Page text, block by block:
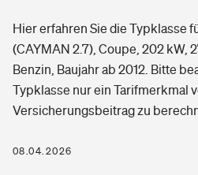
Arbeitsrechtsschutz
Berufshaftpflichtversicherung
Hausratversicherung
Elementarversicherung
Photovoltaik
Wärmepumpen versichern
Pri­vate Haft­pflicht­
Rechts­schutz­ver­si­che­rung
Gesundheit
Private Krankenversicherung
Hier erfahren Sie die Typklasse
(CAYMAN 2.7), Coupe, 202 kW,
Benzin, Baujahr ab 2012. Bitte
Typklasse nur ein Tarifmerkmal
Versicherungsbeitrag zu
08.04.2026